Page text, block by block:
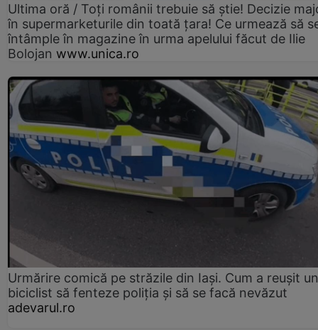
Ultima oră / Toți românii trebuie să știe! Decizie
în supermarketurile din toată țara! Ce urmează să
întâmple în magazine în urma apelului făcut de Ilie
Bolojan www.unica.ro
Urmărire comică pe străzile din Iași. Cum a reușit un
biciclist să fenteze poliția și să se facă nevăzut
adevarul.ro